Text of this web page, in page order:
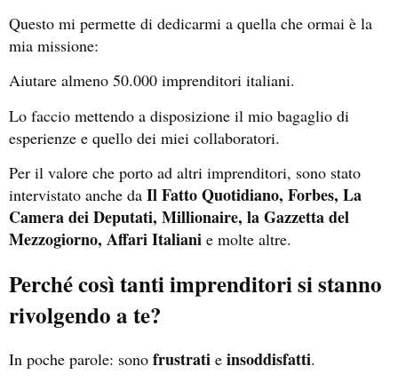
Questo mi permette di dedicarmi a quella che ormai è la
mia missione:
Aiutare almeno 50.000 imprenditori italiani.
Lo faccio mettendo a disposizione il mio bagaglio di
esperienze e quello dei miei collaboratori.
Per il valore che porto ad altri imprenditori, sono stato
intervistato anche da Il Fatto Quotidiano, Forbes, La
Camera dei Deputati, Millionaire, la Gazzetta del
Mezzogiorno, Affari Italiani e molte altre.
Perché così tanti imprenditori si stanno
rivolgendo a te?
In poche parole: sono frustrati e insoddisfatti.